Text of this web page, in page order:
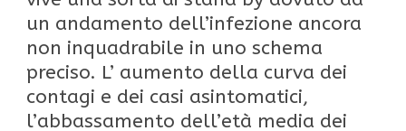
un andamento dell’infezione ancora
non inquadrabile in uno schema
preciso. L’ aumento della curva dei
contagi e dei casi asintomatici,
l’abbassamento dell’età media dei